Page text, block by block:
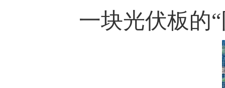
一块光伏板的